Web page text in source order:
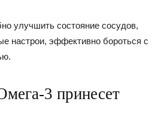
улучшить состояние сосудов,
настрои, эффективно бороться с
3 принесет